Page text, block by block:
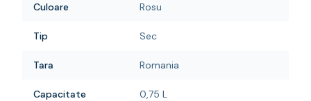
Culoare Rosu
Tip Sec
Tara Romania
Capacitate 0,75 L